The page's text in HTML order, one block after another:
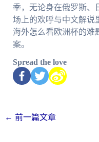
季，无论身在俄罗斯、
场上的欢呼与中文解说
海外怎么看欧洲杯的难
案。
Spread the love
← 前一篇文章